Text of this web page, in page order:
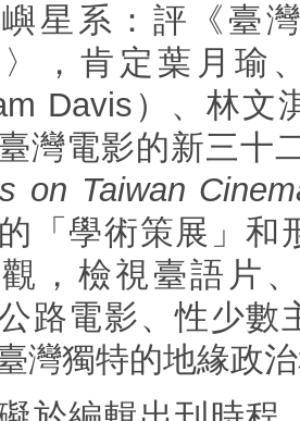
嶼星系：評《臺
，肯定葉月瑜
Davis）、林文
灣電影的新三十
on Taiwan
「學術策展」和
，檢視臺語片
路電影、性少數
灣獨特的地緣政